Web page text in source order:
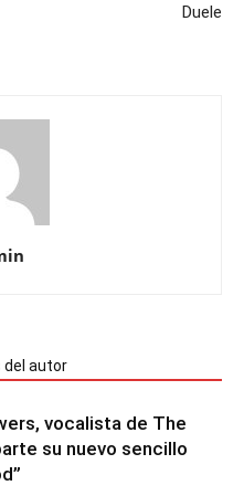
Duele
del autor
vocalista de The
su nuevo sencillo